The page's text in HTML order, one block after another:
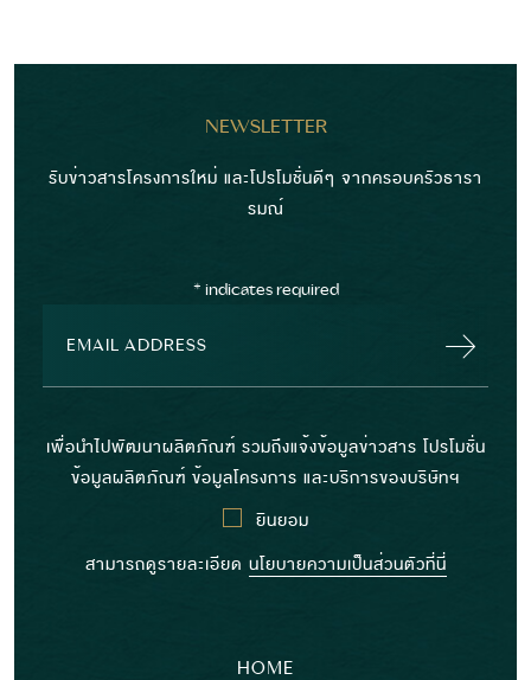
NEWSLETTER
รับข่าวสารโครงการใหม่ และโปรโมชั่นดีๆ จากครอบครัวธารา
รมณ์
* indicates required
เพื่อนำไปพัฒนาผลิตภัณฑ์ รวมถึงแจ้งข้อมูลข่าวสาร โปรโมชั่น
ข้อมูลผลิตภัณฑ์ ข้อมูลโครงการ และบริการของบริษัทฯ
ยินยอม
สามารถดูรายละเอียด นโยบายความเป็นส่วนตัวที่นี่
HOME